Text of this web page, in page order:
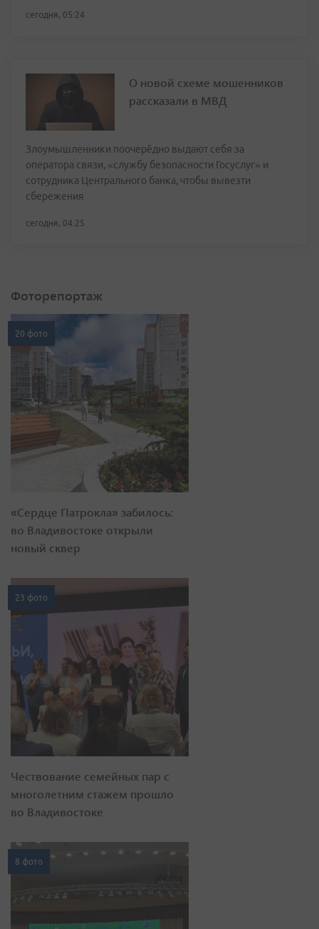
сегодня, 05:24
О новой схеме мошенников
рассказали в МВД
Злоумышленники поочерёдно выдают себя за
оператора связи, «службу безопасности Госуслуг» и
сотрудника Центрального банка, чтобы вывезти
сбережения
сегодня, 04:25
Фоторепортаж
20 фото
«Сердце Патрокла» забилось:
во Владивостоке открыли
новый сквер
23 фото
Чествование семейных пар с
многолетним стажем прошло
во Владивостоке
8 фото